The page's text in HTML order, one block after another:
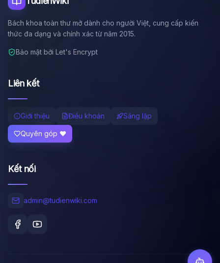
Bách khoa toàn thư mở dành cho người Việt, cung cấp kiến
thức đa dạng và chính xác từ năm 2015.
Bảo mật bởi Let's Encrypt
Liên kết
Giới thiệu Điều khoản Sáng lập
Quyên góp ❤️
Kết nối
admin@tudienwiki.com